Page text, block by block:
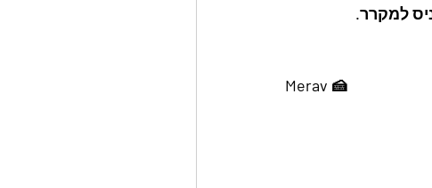
Merav 🍰